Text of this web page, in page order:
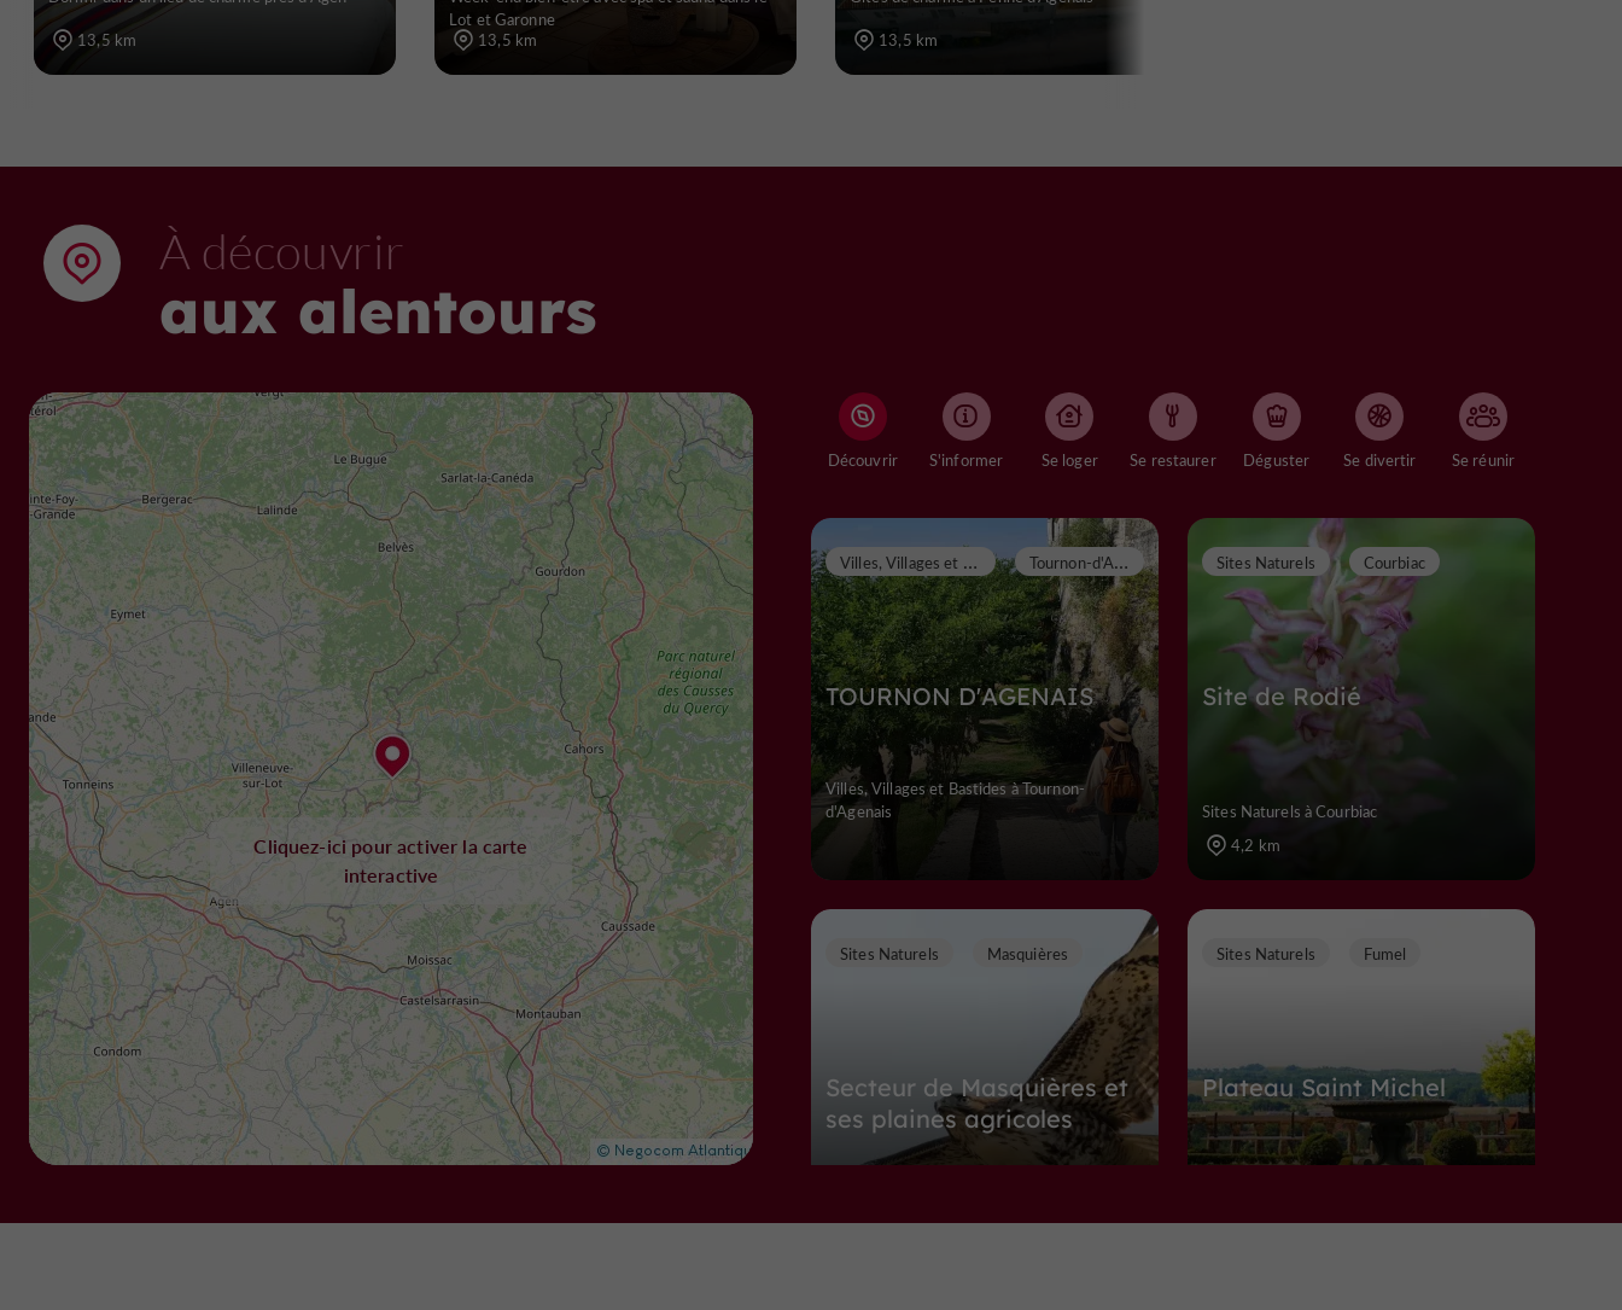
13,5 km
Lot et Garonne
13,5 km
13,5 km
À découvrir
aux alentours
Cliquez-ici pour activer la carte
interactive
Découvrir S'informer Se loger Se restaurer Déguster Se divertir Se réunir
TOURNON D'AGENAIS
V
illes, Villages et Bastides T
ournon-d'Agenais
Villes, Villages et Bastides à Tournon-
d'Agenais
Site de Rodié
Sites Naturels Courbiac
Sites Naturels à Courbiac
4,2 km
Secteur de Masquières et
ses plaines agricoles
Sites Naturels Masquières
Plateau Saint Michel
Sites Naturels Fumel